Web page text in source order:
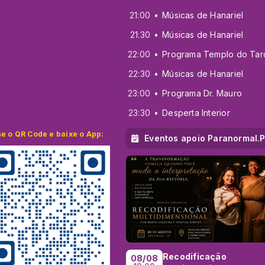
21:00
Músicas de Hanariel
21:30
Músicas de Hanariel
22:00
Programa Templo do
22:30
Músicas de Hanariel
23:00
Programa Dr. Mauro
23:30
Desperta Interior
o QR Code e baixe o App: Eventos apoio Paranormal.Plus
08/08 Recodificação